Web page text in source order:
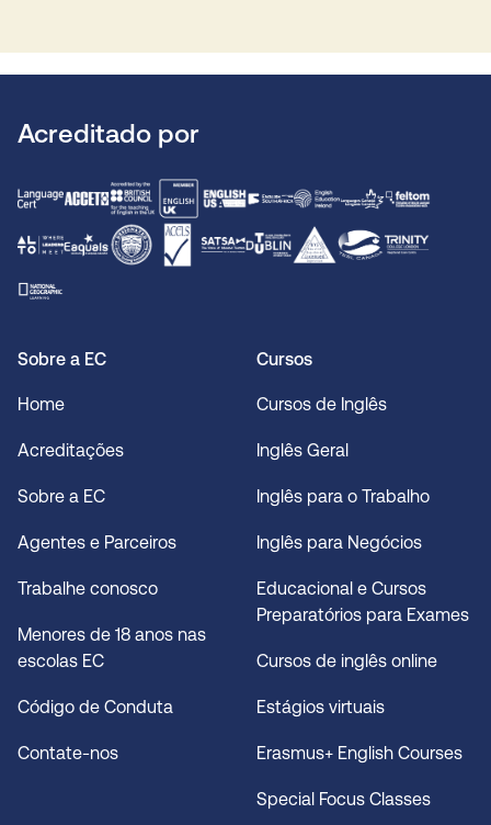
Acreditado por
Sobre a EC
Home
Acreditações
Sobre a EC
Agentes e Parceiros
Trabalhe conosco
Menores de 18 anos nas
escolas EC
Código de Conduta
Contate-nos
Cursos
Cursos de Inglês
Inglês Geral
Inglês para o Trabalho
Inglês para Negócios
Educacional e Cursos
Preparatórios para Exames
Cursos de inglês online
Estágios virtuais
Erasmus+ English Courses
Special Focus Classes